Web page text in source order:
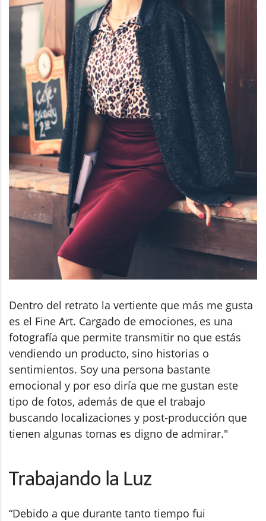
Dentro del retrato la vertiente que más me gusta
es el Fine Art. Cargado de emociones, es una
fotografía que permite transmitir no que estás
vendiendo un producto, sino historias o
sentimientos. Soy una persona bastante
emocional y por eso diría que me gustan este
tipo de fotos, además de que el trabajo
buscando localizaciones y post-producción que
tienen algunas tomas es digno de admirar."
Trabajando la Luz
“Debido a que durante tanto tiempo fui